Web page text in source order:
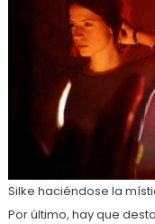
Silke haciéndose la
Por último, hay que